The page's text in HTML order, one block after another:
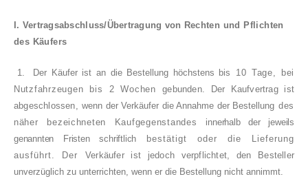
I. Vertragsabschluss/Übertragung von Rech­ten und Pflichten
des Käufers
1. Der Käufer ist an die Bestellung höchstens bis
10 Tage, bei
Nutzfahrzeugen bis 2 Wochen
gebunden. Der Kaufvertrag ist
abgeschlossen, wenn der Verkäufer die Annahme der Bestellung des
näher bezeichneten Kaufgegenstandes
innerhalb der jeweils
genannten Fristen schriftlich
bestätigt oder die Lieferung
ausführt. Der
Verkäufer ist jedoch verpflichtet, den Besteller
unverzüglich zu unterrichten, wenn er die Bestel­lung nicht annimmt.